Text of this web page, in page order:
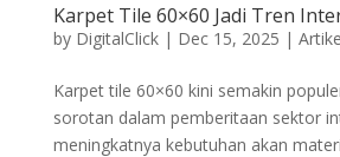
Karpet Tile 60×60 Jadi Tren
by DigitalClick| Dec 15, 2025 |
Karpet tile 60×60 kini semakin
sorotan dalam pemberitaan sektor
meningkatnya kebutuhan akan